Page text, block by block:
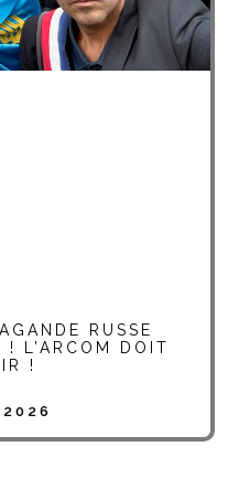
RUSSE
! L’ARCOM DOIT
!